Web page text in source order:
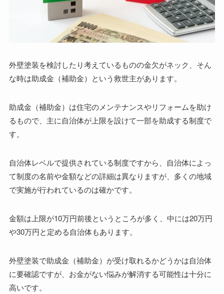
外壁塗装を検討したり考えているものの金欠がネック、そん
な時は助成金（補助金）という救世主があります。
助成金（補助金）は住宅のメンテナンスやリフォームを助け
るもので、主に自治体が上限を設けて一部を助成する制度で
す。
自治体レベルで提供されている制度ですから、自治体によっ
て制度の名前や金額などの詳細は異なりますが、多くの地域
で実施が行われているのは確かです。
金額は上限が10万円前後というところが多く、中には20万円
や30万円と定める自治体もあります。
外壁塗装で助成金（補助金）が受け取れるかどうかは自治体
に要確認ですが、お金がない悩みが解消する可能性は十分に
高いです。